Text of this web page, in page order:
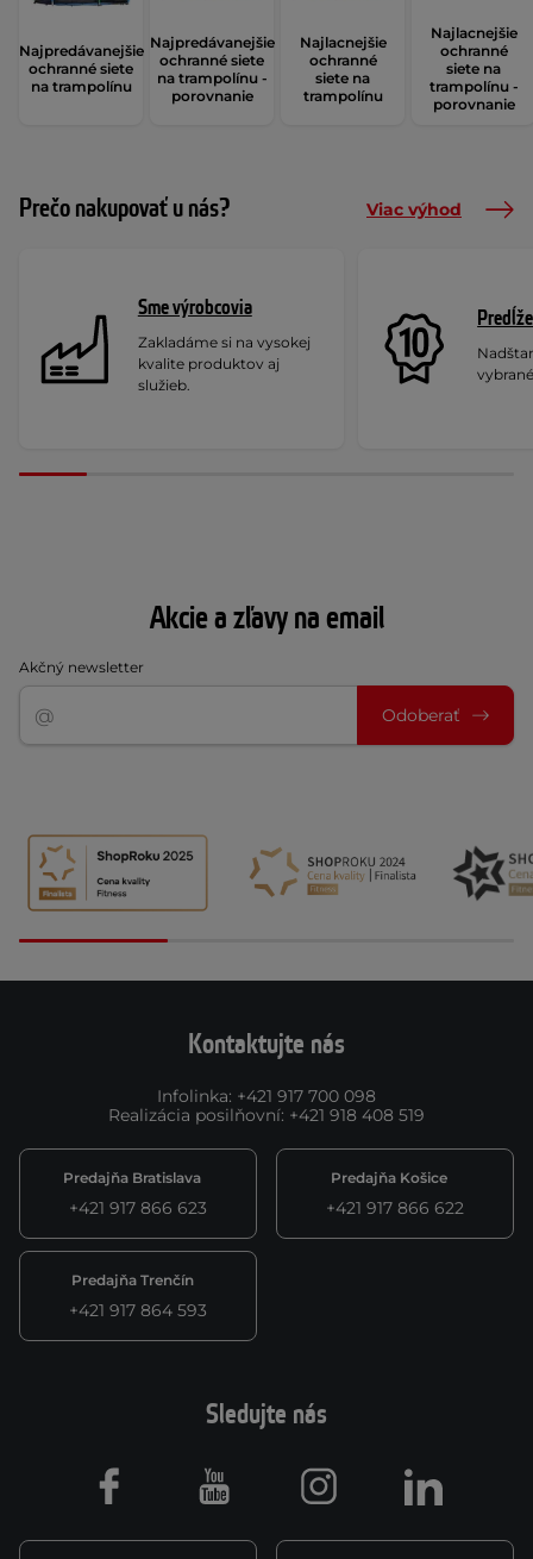
Najpredávanejšie
ochranné siete
na trampolínu
Najpredávanejšie
ochranné siete
na trampolínu -
porovnanie
Najlacnejšie
ochranné
siete na
trampolínu
Najlacnejšie
ochranné
siete na
trampolínu -
porovnanie
Prečo nakupovať u nás? Viac výhod
Sme výrobcovia
Zakladáme si na vysokej
kvalite produktov aj
služieb.
Akcie a zľavy na email
Akčný newsletter
Odoberať
Kontaktujte nás
Infolinka: +421 917 700 098
Realizácia posilňovní: +421 918 408 519
Predajňa Bratislava
+421 917 866 623
Predajňa Košice
+421 917 866 622
Predajňa Trenčín
+421 917 864 593
Sledujte nás
Facebook Youtube Instagram LinkedIn